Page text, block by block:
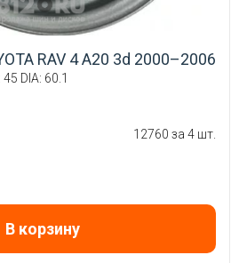
RAV 4 A20 3d 2000–2006
DIA: 60.1
12760 за 4 шт.
В корзину